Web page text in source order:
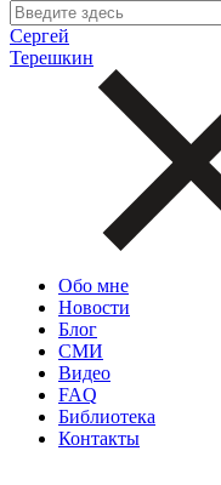
Сергей
Терешкин
Обо мне
Новости
Блог
СМИ
Видео
FAQ
Библиотека
Контакты